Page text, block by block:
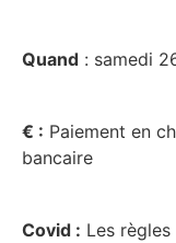
Quand : samedi
€ : Paiement en
bancaire
Covid : Les